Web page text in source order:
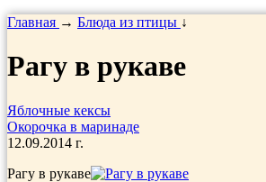
Главная → Блюда из птицы ↓
Рагу в рукаве
Яблочные кексы
Окорочка в маринаде
12.09.2014 г.
Рагу в рукаве